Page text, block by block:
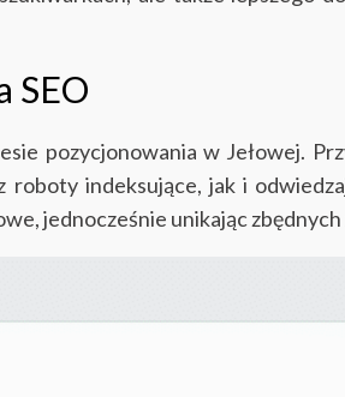
SEO
pozycjonowania w Jełowej.
indeksujące, jak i
jednocześnie unikając